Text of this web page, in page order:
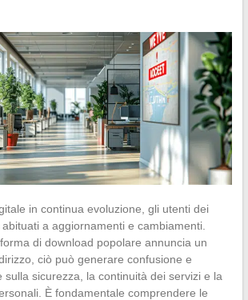
in continua evoluzione, gli utenti dei
a aggiornamenti e cambiamenti.
di download popolare annuncia un
ciò può generare confusione e
sulla sicurezza, la continuità dei servizi e la
È fondamentale comprendere le